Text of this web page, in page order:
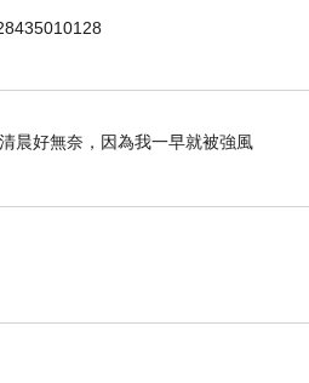
好無奈，因為我一早就被強風